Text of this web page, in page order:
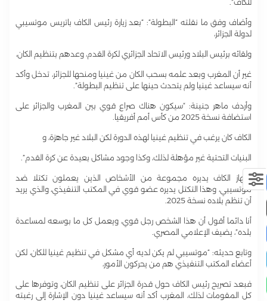
للكاف”.
وأضاف وفق ما نقلته “البطولة“: “بعد زيارة رئيس الكاف باتريس موتسيبي
لدولة الجزائر،
ولقائه برئيس البلاد ورئيس الاتحاد الجزائري لكرة القدم، وعدهم بتنظيم الكان،
غير أن المغرب وبعد علمه بسحب الكان من غينيا ومنحها للجزائر، تدخل وأكد
أنه سيساعد غينيا ولم يتحدث حينها على تنظيم البطولة”.
وأردف ماهر جنينة: “سيكون هناك صراع قوي بين المغرب والجزائر على
استضافة نسخة 2025 من كأس أمم أفريقيا.
الكاف كان يرغب في تنظيم غينيا لهذه الدورة لكن البلاد غير جاهزة، و
البنيات التحتية غير مؤهلة لذلك، وكذا وجود مشاكل بعيدة عن كرة القدم”.
“جهاز الكاف يديره مجموعة من الأشخاص الذين يعملون تكتلا ضد
موتسيبي، وهذا التكتل يديره عضو قوي في المكتب التنفيذي، والذي يريد
أن تنظم بلاده نسخة 2025.
أنا دائما أقول أن هذا الشخص رجل قوي، ويعمل كل ما بوسعه لمساعدة
بلده”، يضيف الإعلامي المصري.
وتابع حديثه: “موتسيبي لم يكن لديه أي مشكل في تنظيم غينيا للكان، لكن
أعضاء المكتب التنفيذي هم من يحركون الأمور،
فبعد تصريح رئيس الكاف حول قدرة الجزائر على تنظيم الكان، وتوفرها على
كل المقومات لذلك، المغرب أكد أنه سيساعد غينيا دون الإشارة إلى رغبته